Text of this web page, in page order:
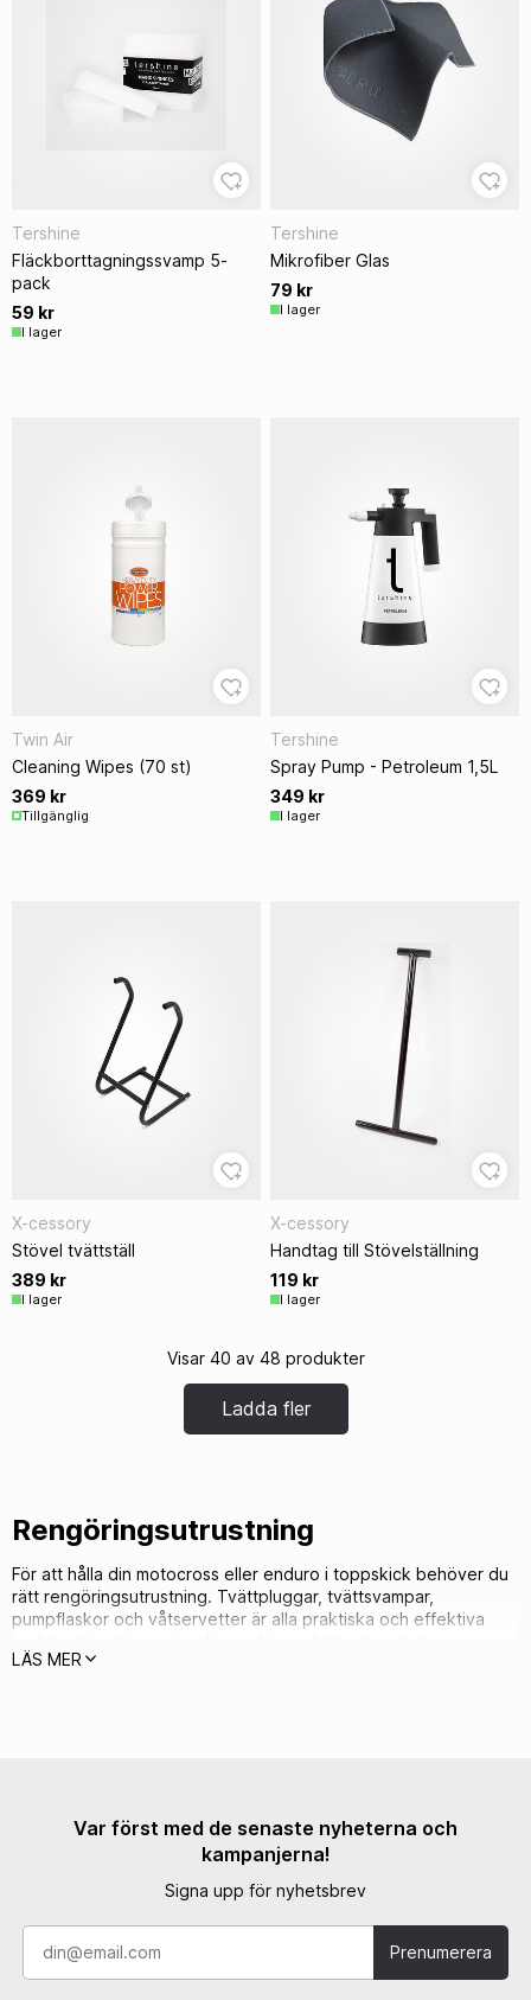
Tershine
Fläckborttagningssvamp 5-
pack
59 kr
I lager
Tershine
Mikrofiber Glas
79 kr
I lager
Twin Air
Cleaning Wipes (70 st)
369 kr
Tillgänglig
Tershine
Spray Pump - Petroleum 1,5L
349 kr
I lager
X-cessory
Stövel tvättställ
389 kr
I lager
X-cessory
Handtag till Stövelställning
119 kr
I lager
Visar 40 av 48 produkter
Ladda fler
Rengöringsutrustning
För att hålla din motocross eller enduro i toppskick behöver du
rätt rengöringsutrustning. Tvättpluggar, tvättsvampar,
pumpflaskor och våtservetter är alla praktiska och effektiva
metall utan att repa ytorna. Pumpflaskor gör det enkelt att
applicera rengöringsmedel, medan våtservetter är perfekta för
snabb och enkel rengöring på svåråtkomliga delar eller
För snabb och smidig rengöring
LÄS MER
Var först med de senaste nyheterna och
kampanjerna!
Signa upp för nyhetsbrev
Prenumerera